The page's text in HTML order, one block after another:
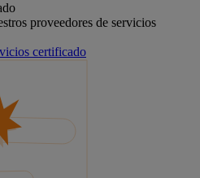
proveedores de servicios
certificado